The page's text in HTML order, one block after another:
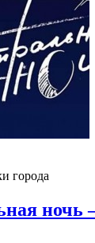
города
ночь